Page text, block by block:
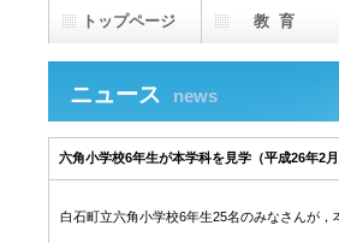
ニュース news
六角小学校6年生が本学科を見学（平成26年2月
白石町立六角小学校6年生25名のみなさんが，
トップページ 教 育